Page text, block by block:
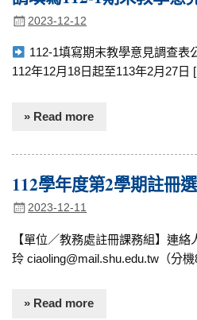
2023-12-12
112-1填寫期末教學意見調查表
112年12月18日起至113年2月27日
» Read more
112學年度第2學期註冊
2023-12-11
【單位／教務處註冊課務組】連絡
玲 ciaoling@mail.shu.edu.tw（分
» Read more